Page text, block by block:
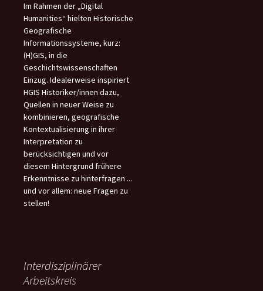
Im Rahmen der „Digital
Humanities“ hielten Historische
Geografische
Informationssysteme, kurz:
(H)GIS, in die
Geschichtswissenschaften
Einzug. Idealerweise inspiriert
HGIS Historiker/innen dazu,
Quellen in neuer Weise zu
kombinieren, geografische
Kontextualisierung in ihrer
Interpretation zu
berücksichtigen und vor
diesem Hintergrund frühere
Erkenntnisse zu hinterfragen ...
und vor allem: neue Fragen zu
stellen!
Interdisziplinärer
Arbeitskreis